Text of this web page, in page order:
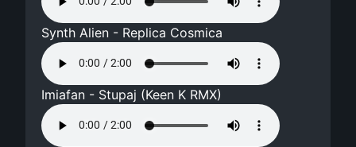
Synth Alien - Replica Cosmica
Imiafan - Stupaj (Keen K RMX)